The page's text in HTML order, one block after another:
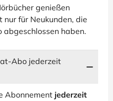
genießen
für Neukunden, die
abgeschlossen haben.
Abo jederzeit
Abonnement jederzeit